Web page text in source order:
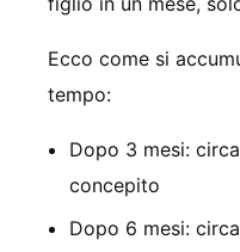
Ecco come si
tempo:
Dopo 3 mesi:
concepito
Dopo 6 mesi: